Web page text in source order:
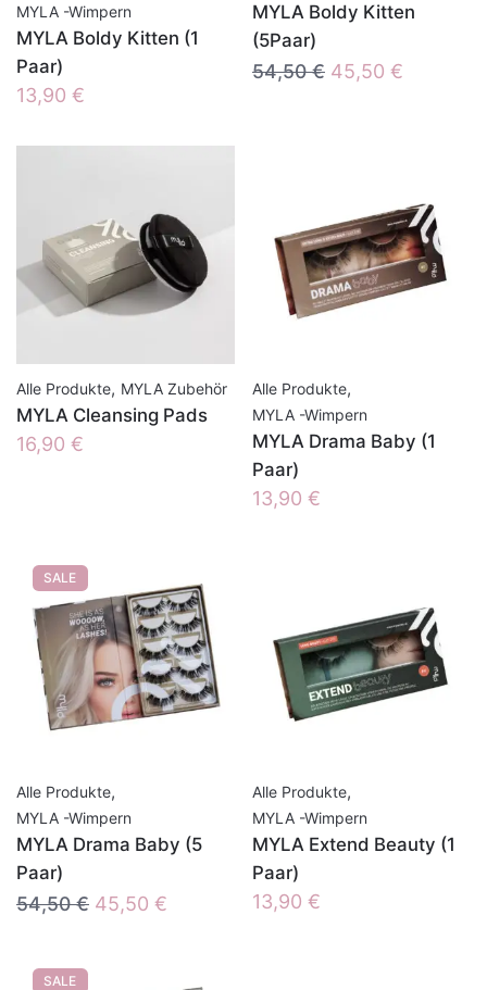
MYLA -Wimpern
MYLA Boldy Kitten (1
Paar)
13,90 €
MYLA Boldy Kitten
(5Paar)
54,50€ Ursprünglicher
45,50 €
Alle Produkte, MYLA Zubehör
MYLA Cleansing Pads
16,90 €
Alle Produkte,
MYLA -Wimpern
MYLA Drama Baby (1
Paar)
13,90 €
SALE
Alle Produkte,
MYLA -Wimpern
MYLA Drama Baby (5
Paar)
54,50€ Ursprünglicher
45,50 €
Alle Produkte,
MYLA -Wimpern
MYLA Extend Beauty (1
Paar)
13,90 €
SALE